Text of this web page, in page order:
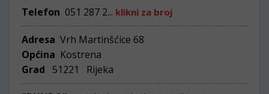
Telefon 051 287 2... klikni za broj
Adresa Vrh Martinšćice 68
Općina Kostrena
Grad
51221 Rijeka